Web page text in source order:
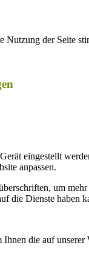
Nutzung der Seite
eingestellt
anpassen.
um
die Dienste haben
die auf